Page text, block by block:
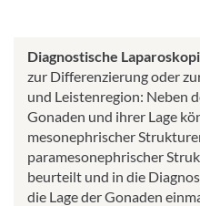
Diagnostische
zur Differenzierung oder
und Leistenregion: Neben
Gonaden und ihrer Lage
mesonephrischer
paramesonephrischer
beurteilt und in die
die Lage der Gonaden